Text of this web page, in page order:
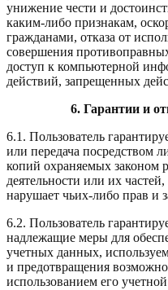
унижение чести и
каким-либо признакам,
гражданами, отказа от
совершения
доступ к компьютерной
действий, запрещенных
6. Гарантии и
6.1. Пользователь
или передача посредством
копий охраняемых законом
деятельности или их
нарушает чьих-либо прав и
6.2. Пользователь
надлежащие меры для
учетных данных,
и предотвращения
использованием его